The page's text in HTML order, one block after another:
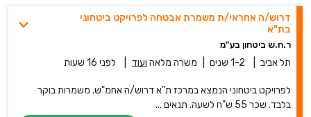
דרוש/ה אחראי/ת משמרת אבטחה לפרויקט ביטחוני
בת"א
ר.ח.ש ביטחון בע"מ
תל אביב 1-2 שנים משרה מלאה ועוד לפני 16 שעות
לפרויקט ביטחוני הנמצא במרכז ת"א דרוש/ה אחמ"ש. משמרות בוקר
בלבד. שכר 55 ש"ח לשעה. תנאים ...